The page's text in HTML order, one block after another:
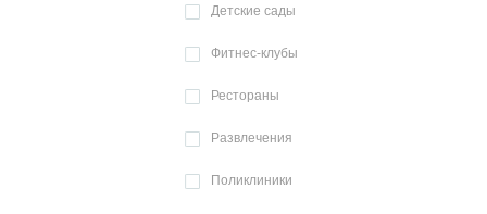
Детские сады
Фитнес-клубы
Рестораны
Развлечения
Поликлиники